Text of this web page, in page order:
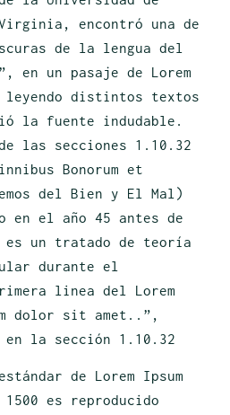
Virginia, encontró una de
de la lengua del
en un pasaje de Lorem
distintos textos
la fuente indudable.
las secciones 1.10.32
Bonorum et
del Bien y El Mal)
en el año 45 antes de
un tratado de teoría
durante el
linea del Lorem
dolor sit amet..”,
la sección 1.10.32
de Lorem Ipsum
es reproducido